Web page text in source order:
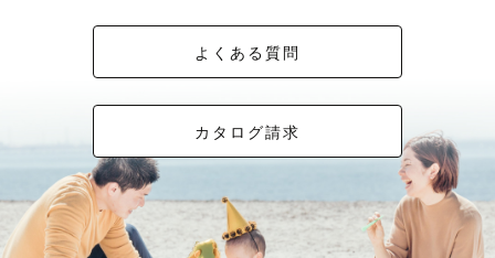
よくある質問
カタログ請求